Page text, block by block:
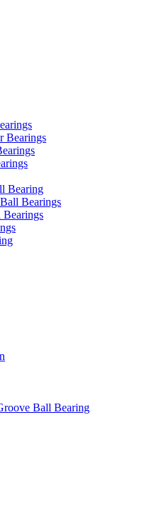
Bearings
Bearing
Bearings
Ball Bearing